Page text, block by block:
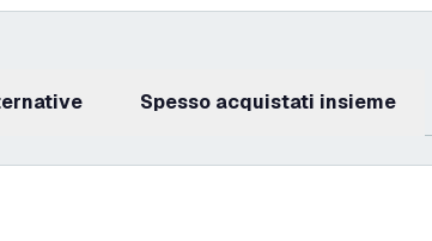
Spesso acquistati insieme